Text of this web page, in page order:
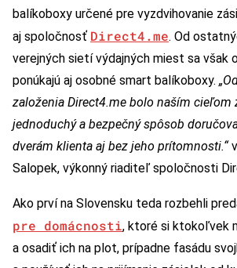
balíkoboxy určené pre vyzdvihovanie
aj spoločnosť Direct4.me. Od
verejných sietí výdajných miest sa však
ponúkajú aj osobné smart balíkoboxy.
založenia Direct4.me bolo naším cieľom
jednoduchý a bezpečný spôsob
dverám klienta aj bez jeho prítomnosti.“
Salopek, výkonný riaditeľ spoločnosti
Ako prví na Slovensku teda rozbehli
pre domácnosti, ktoré si ktokoľvek
a osadiť ich na plot, prípadne fasádu